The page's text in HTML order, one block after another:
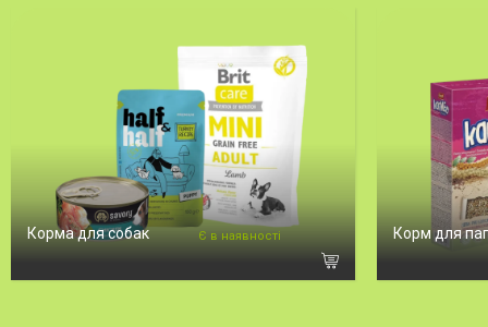
Корма для собак Є в наявності Корм для